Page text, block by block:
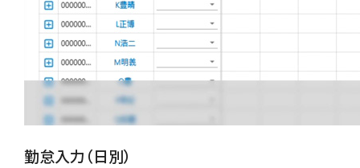
勤怠入力（日別）